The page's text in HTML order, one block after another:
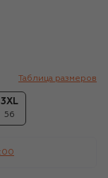
Таблица размеров
3XL
56